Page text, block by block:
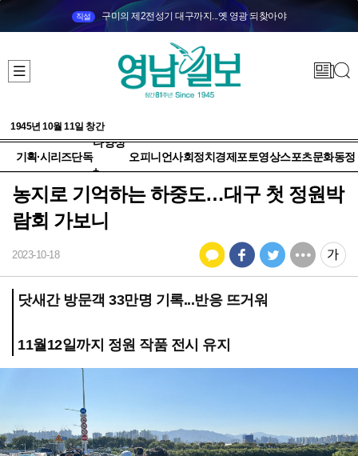
직설 구미의 제2전성기 대구까지...옛 영광 되찾아야
1945년 10월 11일 창간
기획·시리즈단독
다양성
+
오피니언사회정치 경제 포토영상스포츠문화동정
농지로 기억하는 하중도…대구 첫 정원박
람회 가보니
2023-10-18
닷새간 방문객 33만명 기록...반응 뜨거워
11월12일까지 정원 작품 전시 유지